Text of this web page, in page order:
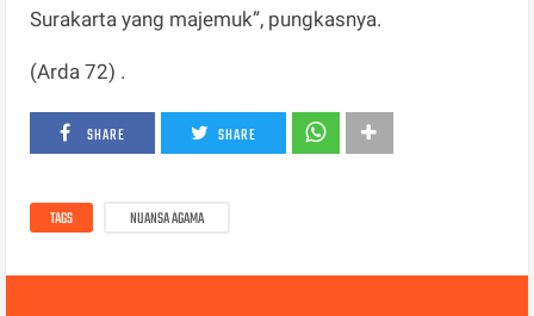
Surakarta yang majemuk”, pungkasnya.
(Arda 72) .
SHARE SHARE
TAGS NUANSA AGAMA